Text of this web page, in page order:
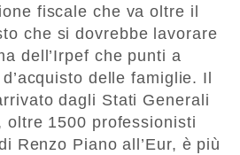
fiscale che va oltre il
che si dovrebbe lavorare
dell’Irpef che punti a
delle famiglie. Il
dagli Stati Generali
oltre 1500 professionisti
Renzo Piano all’Eur, è più